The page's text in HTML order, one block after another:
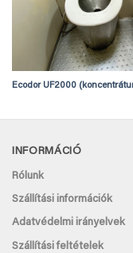
Ecodor UF2000
INFORMÁCIÓ
Rólunk
Szállítási információk
Adatvédelmi irányelvek
Szállítási feltételek